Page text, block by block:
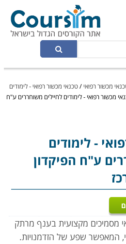
מכשור רפואי /טכנאי מכשור רפואי - לימודים
מכשור רפואי - לימודים לחיילים משוחררים ע"ח
- לימודים
ע"ח הפיקדון
מסמיכים מקצועית בענף מרתק
המאפשר שפע של הזדמנויות.